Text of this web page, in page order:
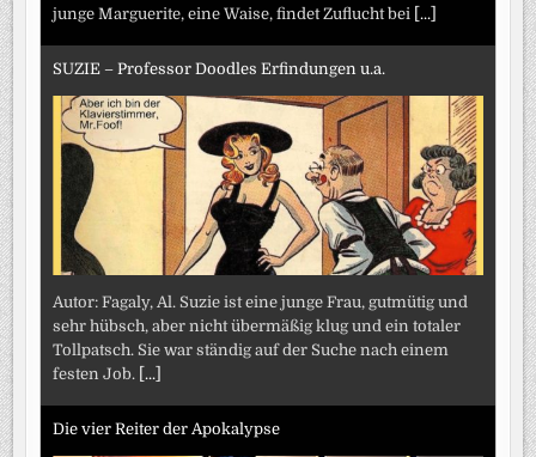
junge Marguerite, eine Waise, findet Zuflucht bei [...]
SUZIE – Professor Doodles Erfindungen u.a.
Autor: Fagaly, Al. Suzie ist eine junge Frau, gutmütig und
sehr hübsch, aber nicht übermäßig klug und ein totaler
Tollpatsch. Sie war ständig auf der Suche nach einem
festen Job. [...]
Die vier Reiter der Apokalypse